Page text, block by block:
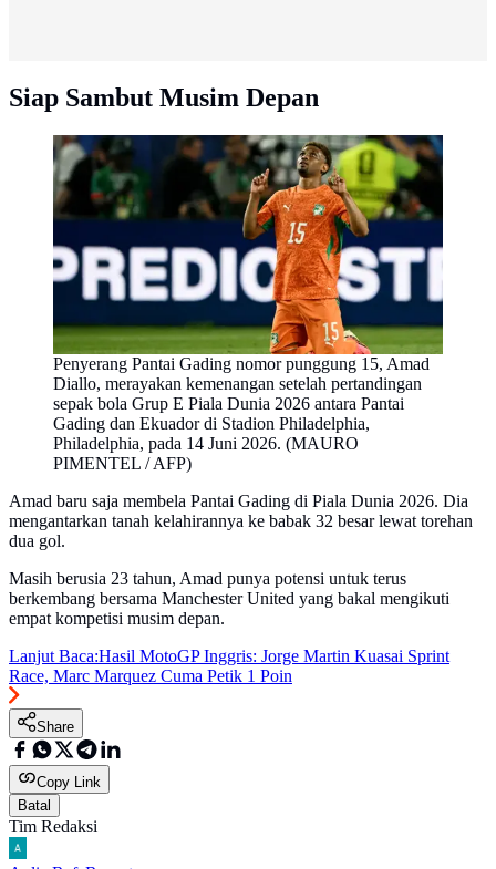
Siap Sambut Musim Depan
Penyerang Pantai Gading nomor punggung 15, Amad
Diallo, merayakan kemenangan setelah pertandingan
sepak bola Grup E Piala Dunia 2026 antara Pantai
Gading dan Ekuador di Stadion Philadelphia,
Philadelphia, pada 14 Juni 2026. (MAURO
PIMENTEL / AFP)
Amad baru saja membela Pantai Gading di Piala Dunia 2026. Dia
mengantarkan tanah kelahirannya ke babak 32 besar lewat torehan
dua gol.
Masih berusia 23 tahun, Amad punya potensi untuk terus
berkembang bersama Manchester United yang bakal mengikuti
empat kompetisi musim depan.
Lanjut Baca:Hasil MotoGP Inggris: Jorge Martin Kuasai Sprint
Race, Marc Marquez Cuma Petik 1 Poin
Share
Copy Link
Batal
Tim Redaksi